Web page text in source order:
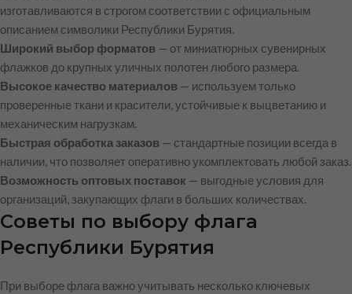
изготавливаются в строгом соответствии с официальным
описанием символики Республики Бурятия.
Широкий выбор форматов — от миниатюрных сувенирных
флажков до крупных уличных полотен любого размера.
Высокое качество материалов — используем только
проверенные ткани и красители, устойчивые к выцветанию и
механическим нагрузкам.
Быстрая обработка заказов — стандартные позиции всегда в
наличии, что позволяет оперативно укомплектовать любой заказ.
Возможность оптовых поставок — выгодные условия для
организаций, закупающих флаги в больших количествах.
Советы по выбору флага
Республики Бурятия
При выборе флага важно учитывать несколько ключевых